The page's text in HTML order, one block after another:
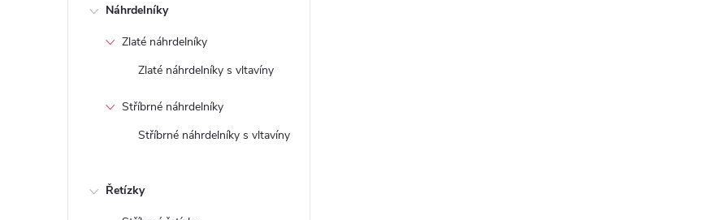
Náhrdelníky
Zlaté náhrdelníky
Zlaté náhrdelníky s vltavíny
Stříbrné náhrdelníky
Stříbrné náhrdelníky s vltavíny
Řetízky